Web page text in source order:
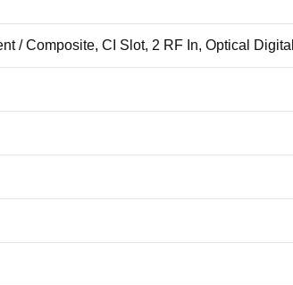
/ Composite, CI Slot, 2 RF In, Optical